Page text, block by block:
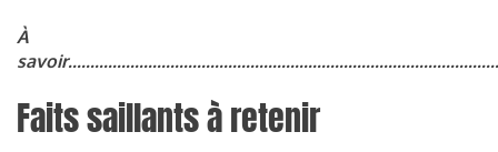
À
Faits saillants à retenir